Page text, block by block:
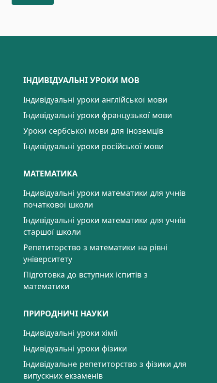
ІНДИВІДУАЛЬНІ УРОКИ МОВ
Індивідуальні уроки англійської мови
Індивідуальні уроки французької мови
Уроки сербської мови для іноземців
Індивідуальні уроки російської мови
МАТЕМАТИКА
Індивідуальні уроки математики для учнів
початкової школи
Індивідуальні уроки математики для учнів
старшої школи
Репетиторство з математики на рівні
університету
Підготовка до вступних іспитів з
математики
ПРИРОДНИЧІ НАУКИ
Індивідуальні уроки хімії
Індивідуальні уроки фізики
Індивідуальне репетиторство з фізики для
випускних екзаменів